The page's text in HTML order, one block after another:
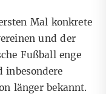
Mal konkrete
und der
Fußball enge
inbesondere
länger bekannt.